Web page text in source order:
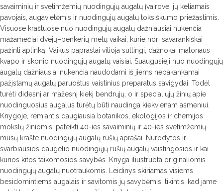
savaiminių ir svetimžemių nuodingųjų augalų įvairove, jų keliamais
pavojais, augavietėmis ir nuodingųjų augalų toksiškumo priežastimis.
Visuose kraštuose nuo nuodingųjų augalų dažniausiai nukenčia
mažamečiai dvejų–penkerių metų vaikai, kurie nori savarankiškai
pažinti aplinką. Vaikus paprastai vilioja sultingi, dažnokai malonaus
kvapo ir skonio nuodingųjų augalų vaisiai. Suaugusieji nuo nuodingųjų
augalų dažniausiai nukenčia naudodami iš jiems nepakankamai
pažįstamų augalų paruoštus vaistinius preparatus savigydai. Todėl
turėti didesnį ar mažesnį kiekį bendrųjų, o ir specialiųjų žinių apie
nuodinguosius augalus turėtų būti naudinga kiekvienam asmeniui.
Knygoje, remiantis daugiausia botanikos, ekologijos ir chemijos
mokslų žiniomis, pateikti 40-ies savaiminių ir 40-ies svetimžemių
mūsų krašte nuodingųjų augalų rūšių aprašai. Nurodytos ir
svarbiausios daugelio nuodingųjų rūšių augalų vaistingosios ir kai
kurios kitos taikomosios savybės. Knyga iliustruota originaliomis
nuodingųjų augalų nuotraukomis. Leidinys skiriamas visiems
besidomintiems augalais ir savitomis jų savybėmis, tikintis, kad jame